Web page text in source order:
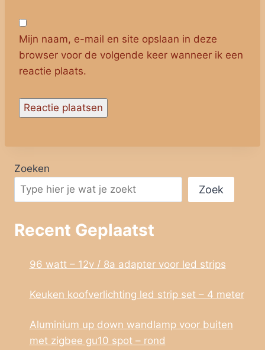
Mijn naam, e-mail en site opslaan in deze
browser voor de volgende keer wanneer ik een
reactie plaats.
Zoeken
Zoek
Recent Geplaatst
96 watt – 12v / 8a adapter voor led strips
Keuken koofverlichting led strip set – 4 meter
Aluminium up down wandlamp voor buiten
met zigbee gu10 spot – rond